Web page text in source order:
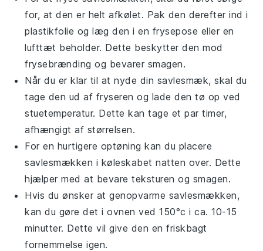
for, at den er helt afkølet. Pak den derefter ind i
plastikfolie og læg den i en frysepose eller en
lufttæt beholder. Dette beskytter den mod
frysebrænding og bevarer smagen.
Når du er klar til at nyde din savlesmæk, skal du
tage den ud af fryseren og lade den tø op ved
stuetemperatur. Dette kan tage et par timer,
afhængigt af størrelsen.
For en hurtigere optøning kan du placere
savlesmækken i køleskabet natten over. Dette
hjælper med at bevare teksturen og smagen.
Hvis du ønsker at genopvarme savlesmækken,
kan du gøre det i ovnen ved 150°c i ca. 10-15
minutter. Dette vil give den en friskbagt
fornemmelse igen.